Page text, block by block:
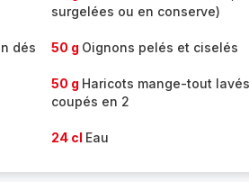
surgelées ou en conserve)
dés 50 g Oignons pelés et ciselés
50 g Haricots mange-tout
coupés en 2
24 cl Eau